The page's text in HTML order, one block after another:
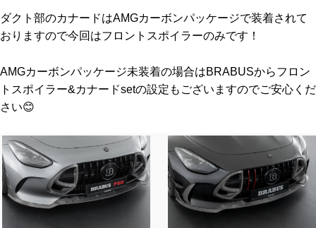
ダクト部のカナードはAMGカーボンパッケージで装着されて
おりますので今回はフロントスポイラーのみです！
AMGカーボンパッケージ未装着の場合はBRABUSからフロン
トスポイラー&カナードsetの設定もございますのでご安心くだ
さい😊